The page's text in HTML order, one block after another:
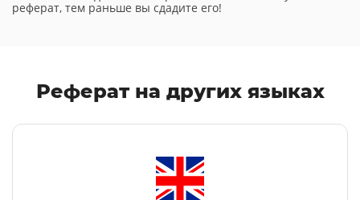
реферат, тем раньше вы сдадите его!
Реферат на других языках